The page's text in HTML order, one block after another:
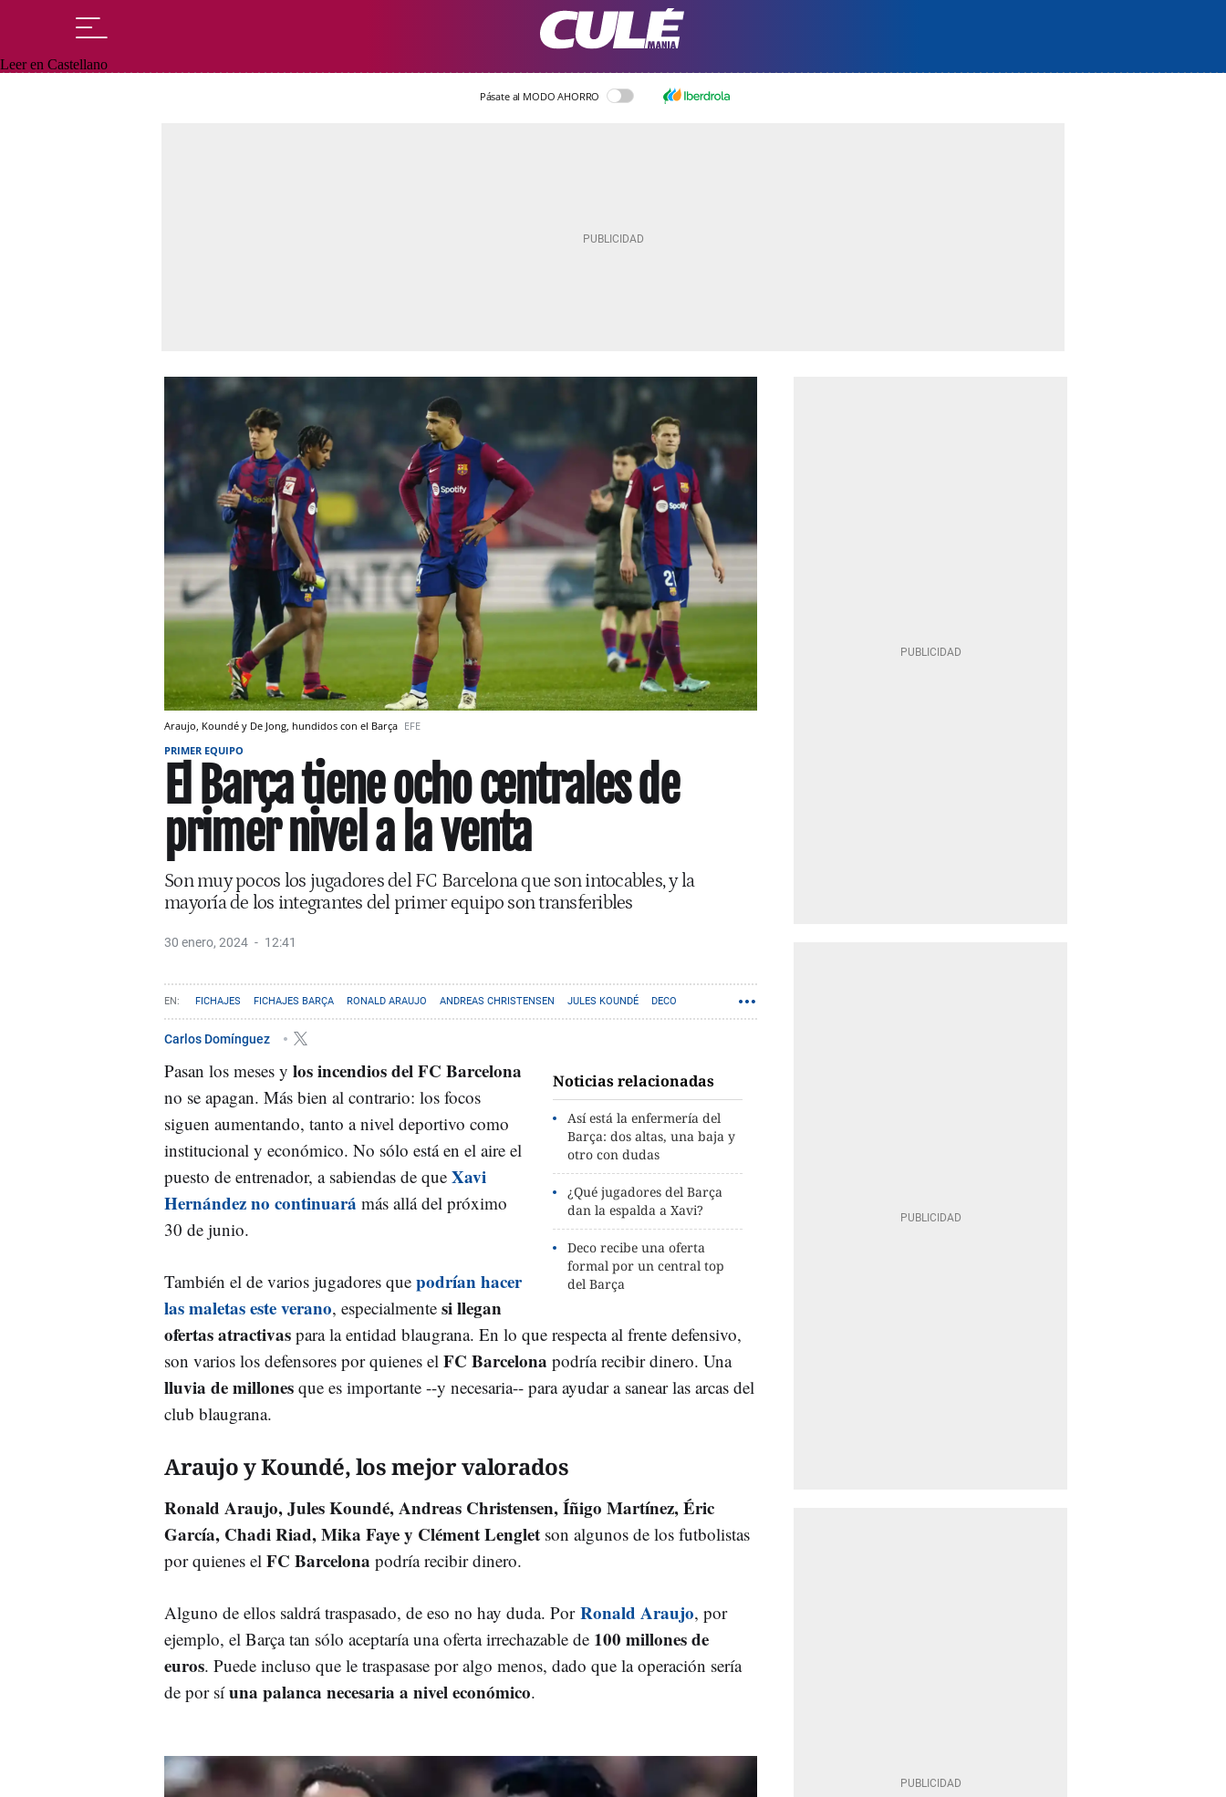
Leer en Castellano
Pásate al MODO AHORRO
Araujo, Koundé y De Jong, hundidos con el Barça EFE
PRIMER EQUIPO
El Barça tiene ocho centrales de
primer nivel a la venta
Son muy pocos los jugadores del FC Barcelona que son intocables, y la
mayoría de los integrantes del primer equipo son transferibles
30 enero, 2024 12:41
FICHAJES FICHAJES BARÇA RONALD ARAUJO ANDREAS CHRISTENSEN JULES KOUNDÉ DECO
Carlos Domínguez
Noticias relacionadas
Así está la enfermería del
Barça: dos altas, una baja y
otro con dudas
¿Qué jugadores del Barça
dan la espalda a Xavi?
Deco recibe una oferta
formal por un central top
del Barça
Pasan los meses y los incendios del FC Barcelona
no se apagan. Más bien al contrario: los focos
siguen aumentando, tanto a nivel deportivo como
institucional y económico. No sólo está en el aire el
puesto de entrenador, a sabiendas de que Xavi
Hernández no continuará más allá del próximo
30 de junio.
También el de varios jugadores que podrían hacer
las maletas este verano, especialmente si llegan
ofertas atractivas para la entidad blaugrana. En lo que respecta al frente defensivo,
son varios los defensores por quienes el FC Barcelona podría recibir dinero. Una
lluvia de millones que es importante --y necesaria-- para ayudar a sanear las arcas del
club blaugrana.
Araujo y Koundé, los mejor valorados
Ronald Araujo, Jules Koundé, Andreas Christensen, Íñigo Martínez, Éric
García, Chadi Riad, Mika Faye y Clément Lenglet son algunos de los futbolistas
por quienes el FC Barcelona podría recibir dinero.
Alguno de ellos saldrá traspasado, de eso no hay duda. Por Ronald Araujo, por
ejemplo, el Barça tan sólo aceptaría una oferta irrechazable de 100 millones de
euros. Puede incluso que le traspasase por algo menos, dado que la operación sería
de por síuna palanca necesaria a nivel económico.